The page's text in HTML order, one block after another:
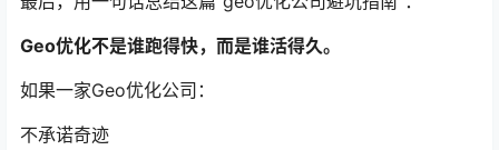
Geo优化不是谁跑得快，而是谁活得久。
如果一家Geo优化公司：
不承诺奇迹